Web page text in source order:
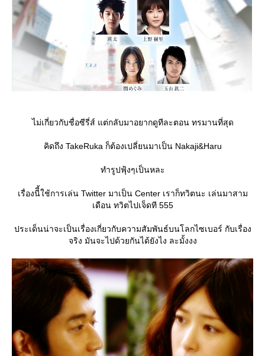
ไม่เกี่ยวกับชื่อซีรี่ส์ แต่กลับมาอยากดูทีละตอน ทรมานที่สุด
คิดถึง TakeRuka ก็ต้องเปลี่ยนมาเป็น Nakaji&Haru
ทำรูปฟุ้งๆเป็นหละ
เรื่องนีี้ใช้การเล่น Twitter มาเป็น Center เราก็ทวิตนะ เล่นมาสาม
เดือน ทวิตไปเจ็ดที 555
ประเด็นน่าจะเป็นเรื่องเกี่ยวกับความสัมพันธ์บนโลกไซเบอร์ กับเรื่อง
จริง มันจะไปด้วยกันได้ยังไง ละมั้งงง